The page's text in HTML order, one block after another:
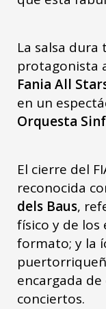
La salsa
protagonista
Fania All
en un
Orquesta
El cierre del
reconocida
dels Baus,
físico y de los
formato; y la
encargada
conciertos.